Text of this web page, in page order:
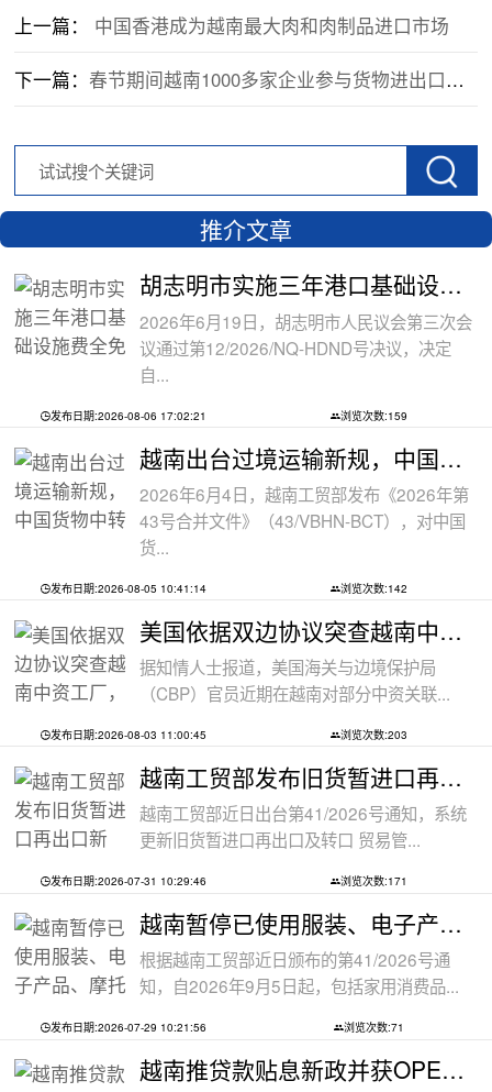
上一篇： 中国香港成为越南最大肉和肉制品进口市场
下一篇：春节期间越南1000多家企业参与货物进出口活动
推介文章
胡志明市实施三年港口基础设施费全免政
2026年6月19日，胡志明市人民议会第三次会
议通过第12/2026/NQ-HDND号决议，决定
自...
发布日期:2026-08-06 17:02:21 浏览次数:159
越南出台过境运输新规，中国货物中转通
2026年6月4日，越南工贸部发布《2026年第
43号合并文件》（43/VBHN-BCT），对中国
货...
发布日期:2026-08-05 10:41:14 浏览次数:142
美国依据双边协议突查越南中资工厂，三
据知情人士报道，美国海关与边境保护局
（CBP）官员近期在越南对部分中资关联...
发布日期:2026-08-03 11:00:45 浏览次数:203
越南工贸部发布旧货暂进口再出口新规：
越南工贸部近日出台第41/2026号通知，系统
更新旧货暂进口再出口及转口 贸易管...
发布日期:2026-07-31 10:29:46 浏览次数:171
越南暂停已使用服装、电子产品、摩托车
根据越南工贸部近日颁布的第41/2026号通
知，自2026年9月5日起，包括家用消费品...
发布日期:2026-07-29 10:21:56 浏览次数:71
越南推贷款贴息新政并获OPEC基金5000万美